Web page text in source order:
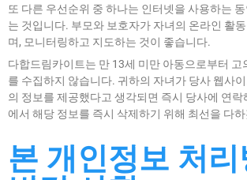
또 다른 우선순위 중 하나는 인터넷을 사용하는
는 것입니다. 부모와 보호자가 자녀의 온라인 활
며, 모니터링하고 지도하는 것이 좋습니다.
다합드림카이트는 만 13세 미만 아동으로부터 고
를 수집하지 않습니다. 귀하의 자녀가 당사 웹사
의 정보를 제공했다고 생각되면 즉시 당사에 연락
에서 해당 정보를 즉시 삭제하기 위해 최선을 다
본 개인정보 처리